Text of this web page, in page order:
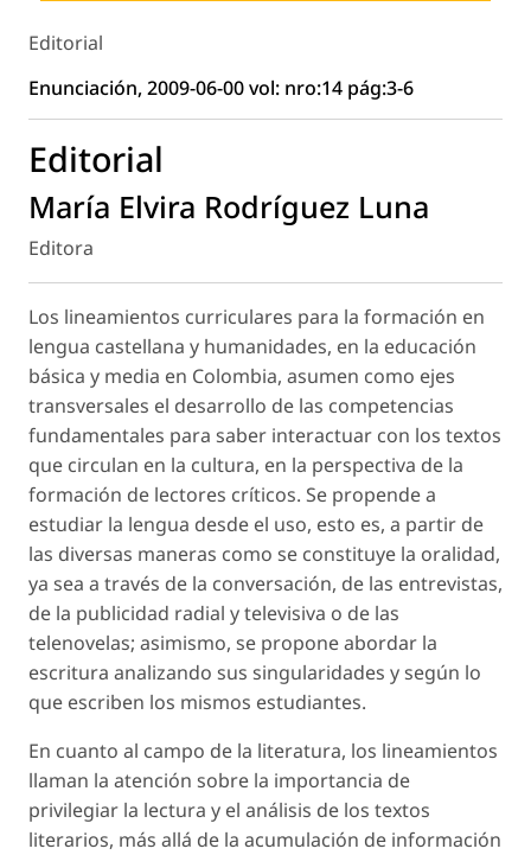
Editorial
Enunciación, 2009-06-00 vol: nro:14 pág:3-6
Editorial
María Elvira Rodríguez Luna
Editora
Los lineamientos curriculares para la formación en
lengua castellana y humanidades, en la educación
básica y media en Colombia, asumen como ejes
transversales el desarrollo de las competencias
fundamentales para saber interactuar con los textos
que circulan en la cultura, en la perspectiva de la
formación de lectores críticos. Se propende a
estudiar la lengua desde el uso, esto es, a partir de
las diversas maneras como se constituye la oralidad,
ya sea a través de la conversación, de las entrevistas,
de la publicidad radial y televisiva o de las
telenovelas; asimismo, se propone abordar la
escritura analizando sus singularidades y según lo
que escriben los mismos estudiantes.
En cuanto al campo de la literatura, los lineamientos
llaman la atención sobre la importancia de
privilegiar la lectura y el análisis de los textos
literarios, más allá de la acumulación de información